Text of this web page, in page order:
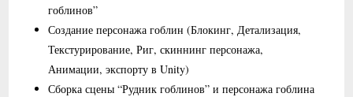
гоблинов”
Создание персонажа гоблин (Блокинг, Детализация,
Текстурирование, Риг, скиннинг персонажа,
Анимации, экспорту в Unity)
Сборка сцены “Рудник гоблинов” и персонажа гоблина